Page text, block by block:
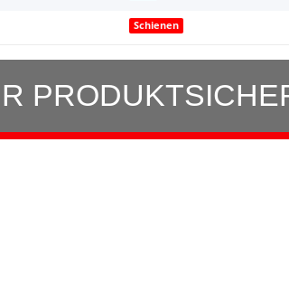
Schienen